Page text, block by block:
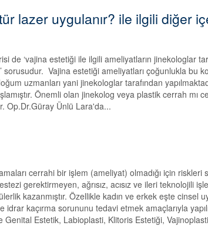
lazer uygulanır? ile ilgili diğer
de ‘vajina estetiği ile ilgili ameliyatların jinekologlar
sorusudur. Vajina estetiği ameliyatları çoğunlukla bu
uzmanları yani jinekologlar tarafından
Önemli olan jinekolog veya plastik cerrah mı
Op.Dr.Güray Ünlü Lara'da...
cerrahi bir işlem (ameliyat) olmadığı için
gerektirmeyen, ağrısız, acısız ve ileri teknolojili
kazanmıştır. Özellikle kadın ve erkek eşte cinsel
idrar kaçırma sorununu tedavi etmek amaçlarıyla
Estetik, Labioplasti, Klitoris Estetiği,